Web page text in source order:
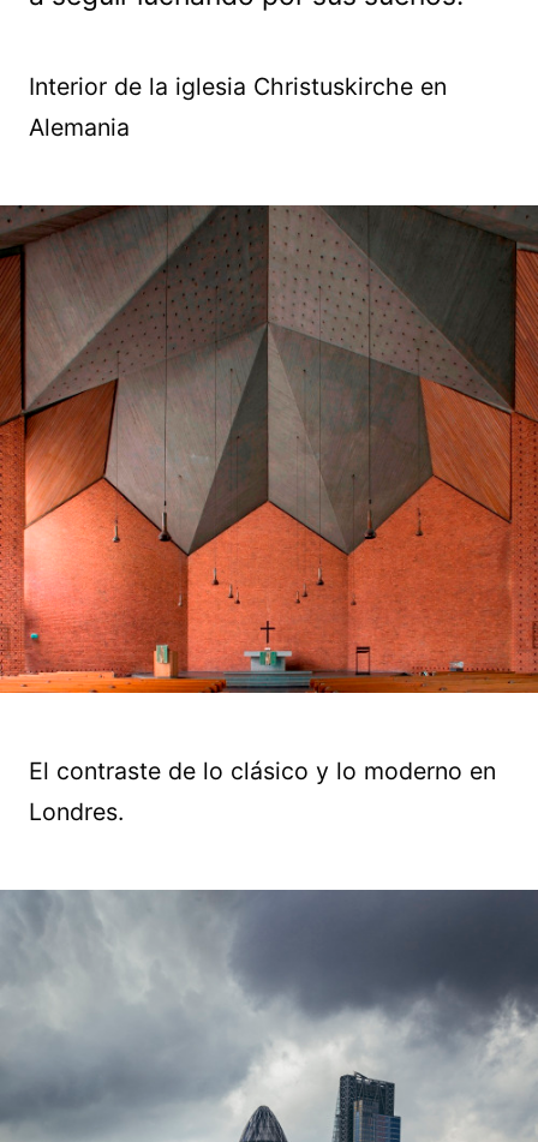
Interior de la iglesia Christuskirche en
Alemania
El contraste de lo clásico y lo moderno en
Londres.